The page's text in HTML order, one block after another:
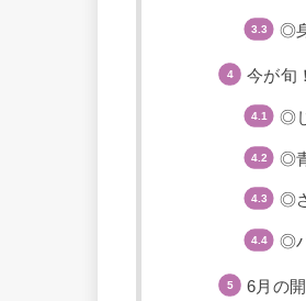
◎
今が旬
◎
◎
◎
◎
6月の